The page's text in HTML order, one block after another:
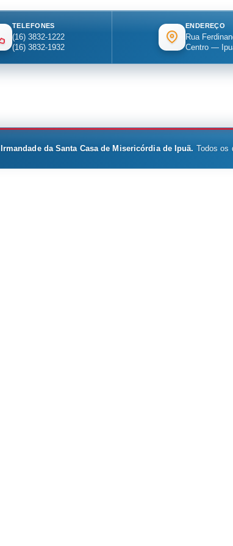
TELEFONES
(16) 3832-1222
(16) 3832-1932
ENDEREÇO
Rua
Centro —
Irmandade da Santa Casa de Misericórdia de Ipuã. Todos os